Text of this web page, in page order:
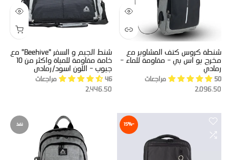
شنطة كروس كتف المشاوير مع
مخرج يو اس بي - مقاومة للماء -
رمادي
50 مراجعات
2,096.50
شنط الجيم و السفر "Beehive" مع
خامة مقاومة للمياة واكثر من 10
جيوب - اللون اسود/رمادى
46 مراجعات
2,446.50
-15% نفذ